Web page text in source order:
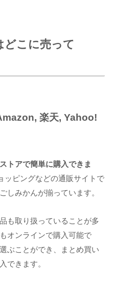
どこに売って
楽天, Yahoo!
トアで簡単に購入できま
ッピングなどの通販サイトで
しみかんが揃っています。
も取り扱っていることが多
オンラインで購入可能で
ぶことができ、まとめ買い
できます。